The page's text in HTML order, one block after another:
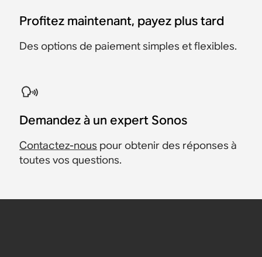
Profitez maintenant, payez plus tard
Des options de paiement simples et flexibles.
Demandez à un expert Sonos
Contactez-nous pour obtenir des réponses à
toutes vos questions.